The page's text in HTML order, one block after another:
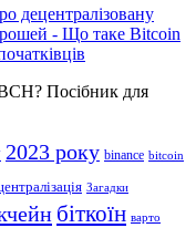
децентралізовану
- Що таке Bitcoin
Посібник для
2023 року binance bitcoin
Загадки
біткоїн варто